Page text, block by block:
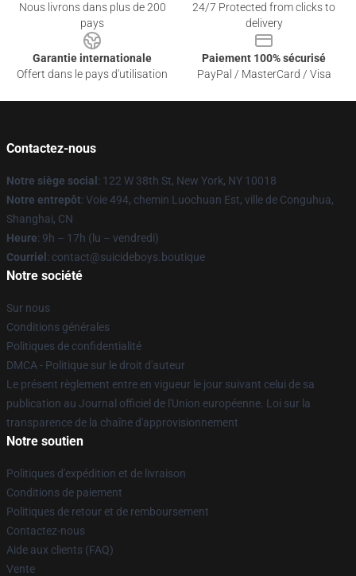
Nous livrons dans plus de 200
pays
24/7 Protected from clicks to
delivery
Garantie internationale
Offert dans le pays d'utilisation
Paiement 100% sécurisé
PayPal / MasterCard / Visa
Contactez-nous
Notre siège social : 122 W 38th St, New York, NY 10018
Notre entrepôt: Voie 494, chemin Luochuan Est, ville de Conguhua,
Shanghai, CN
Heure: 9h – 17h (lu – vendredi)
Courriel : contact@suicideboys.boutique
Notre société
Sur nous
Conditions générales
Politiques de confidentialité
DMCA - Politique sur le droit d'auteur
Le présent règlement entre en vigueur le jour suivant celui de sa
publication au Journal officiel de l'Union européenne. Loi sur la
transparence de la chaîne d'approvisionnement
Notre soutien
Politiques d'expédition et de livraison
Conditions de paiement
Politiques de retour et de remboursement
Contactez-nous
Aide aux clients (FAQ)
Vente